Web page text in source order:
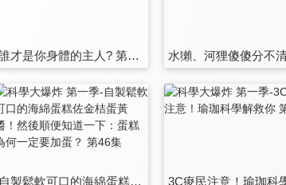
誰才是你身體的主人? 第40集
自製鬆軟可口的海綿蛋糕佐金桔蛋黃醬！然後順便知道一下：蛋糕為何一定要加蛋？ 第46集